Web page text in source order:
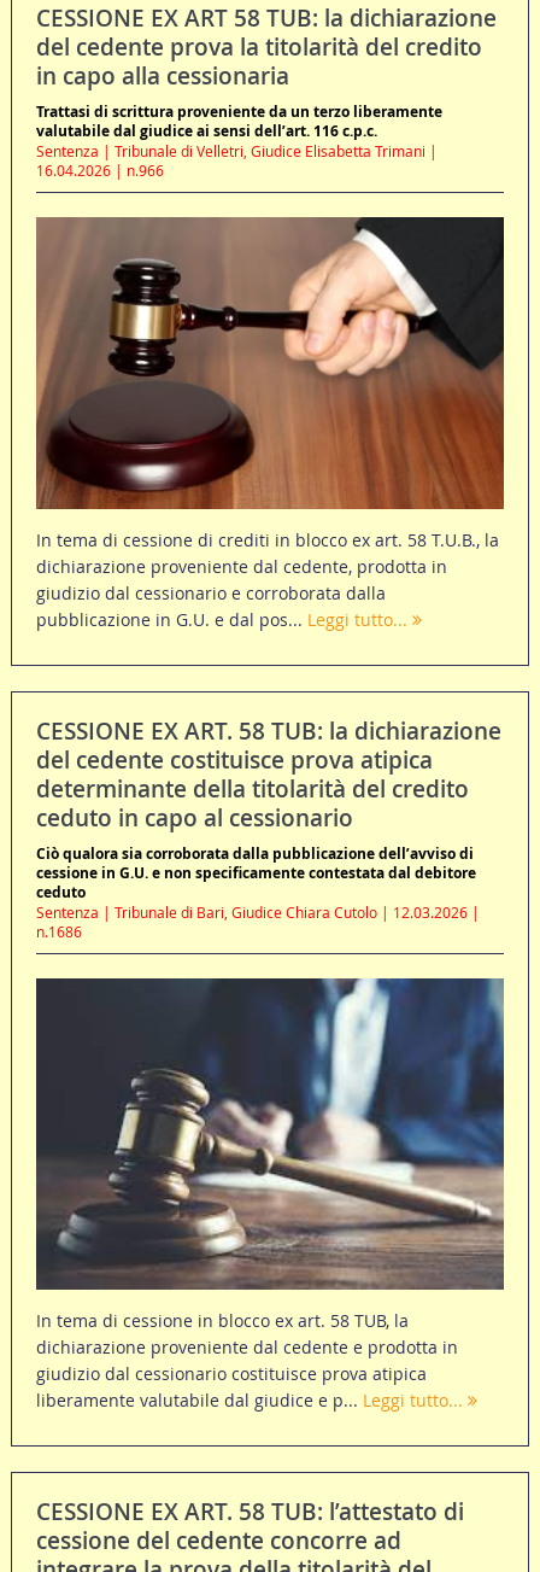
CESSIONE EX ART 58 TUB: la dichiarazione
del cedente prova la titolarità del credito
in capo alla cessionaria
Trattasi di scrittura proveniente da un terzo liberamente
valutabile dal giudice ai sensi dell’art. 116 c.p.c.
Sentenza | Tribunale di Velletri, Giudice Elisabetta Trimani |
16.04.2026 | n.966
In tema di cessione di crediti in blocco ex art. 58 T.U.B., la
dichiarazione proveniente dal cedente, prodotta in
giudizio dal cessionario e corroborata dalla
pubblicazione in G.U. e dal pos... Leggi tutto...
CESSIONE EX ART. 58 TUB: la dichiarazione
del cedente costituisce prova atipica
determinante della titolarità del credito
ceduto in capo al cessionario
Ciò qualora sia corroborata dalla pubblicazione dell’avviso di
cessione in G.U. e non specificamente contestata dal debitore
ceduto
Sentenza | Tribunale di Bari, Giudice Chiara Cutolo | 12.03.2026 |
n.1686
In tema di cessione in blocco ex art. 58 TUB, la
dichiarazione proveniente dal cedente e prodotta in
giudizio dal cessionario costituisce prova atipica
liberamente valutabile dal giudice e p... Leggi tutto...
CESSIONE EX ART. 58 TUB: l’attestato di
cessione del cedente concorre ad